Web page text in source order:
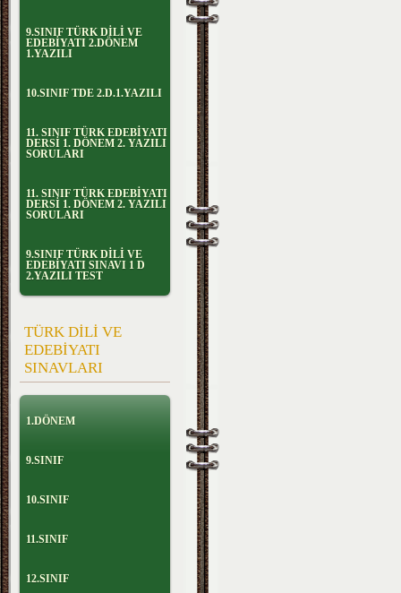
9.SINIF TÜRK DİLİ VE
EDEBİYATI 2.DÖNEM
1.YAZILI
10.SINIF TDE 2.D.1.YAZILI
11. SINIF TÜRK EDEBİYATI
DERSİ 1. DÖNEM 2. YAZILI
SORULARI
11. SINIF TÜRK EDEBİYATI
DERSİ 1. DÖNEM 2. YAZILI
SORULARI
9.SINIF TÜRK DİLİ VE
EDEBİYATI SINAVI 1 D
2.YAZILI TEST
TÜRK DİLİ VE
EDEBİYATI
SINAVLARI
1.DÖNEM
9.SINIF
10.SINIF
11.SINIF
12.SINIF